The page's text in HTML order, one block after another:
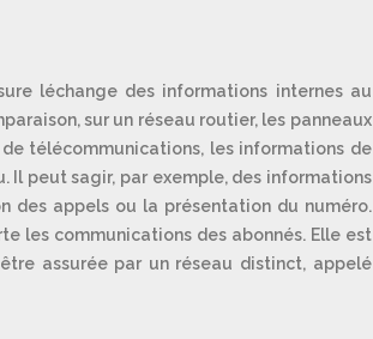
léchange des informations internes au
sur un réseau routier, les panneaux
télécommunications, les informations de
peut sagir, par exemple, des informations
des appels ou la présentation du numéro.
les communications des abonnés. Elle est
assurée par un réseau distinct, appelé